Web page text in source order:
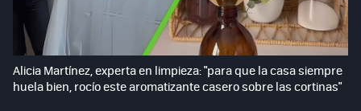
Alicia Martínez, experta en limpieza: "para que la casa siempre
huela bien, rocío este aromatizante casero sobre las cortinas"